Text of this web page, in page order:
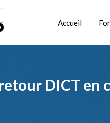
Accueil
DICT en